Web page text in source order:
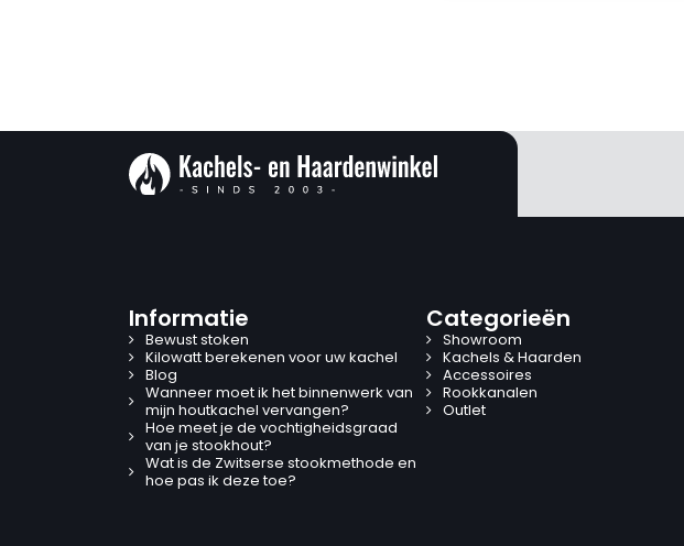
Informatie
Bewust stoken
Kilowatt berekenen voor uw kachel
Blog
Wanneer moet ik het binnenwerk van
mijn houtkachel vervangen?
Hoe meet je de vochtigheidsgraad
van je stookhout?
Wat is de Zwitserse stookmethode en
hoe pas ik deze toe?
Categorieën
Showroom
Kachels & Haarden
Accessoires
Rookkanalen
Outlet